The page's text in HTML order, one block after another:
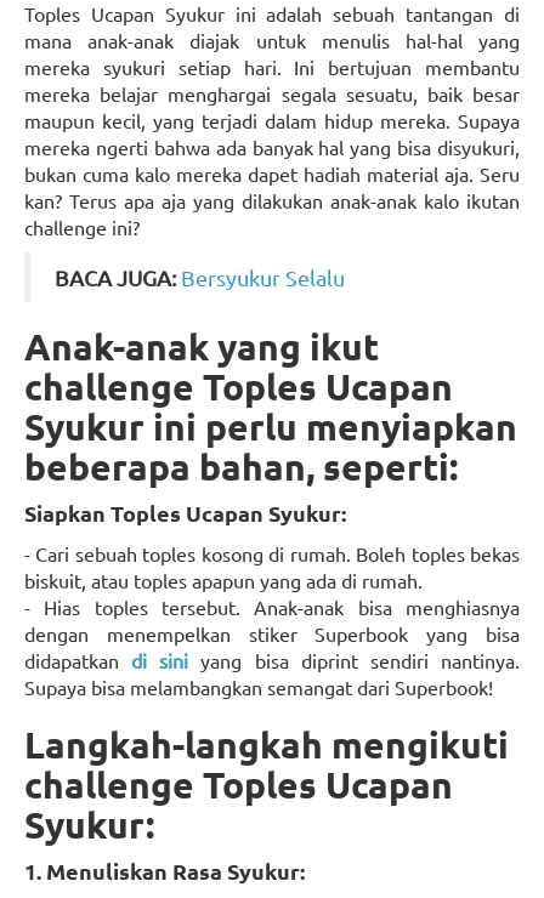
Toples Ucapan Syukur ini adalah sebuah tantangan di
mana anak-anak diajak untuk menulis hal-hal yang
mereka syukuri setiap hari. Ini bertujuan membantu
mereka belajar menghargai segala sesuatu, baik besar
maupun kecil, yang terjadi dalam hidup mereka. Supaya
mereka ngerti bahwa ada banyak hal yang bisa disyukuri,
bukan cuma kalo mereka dapet hadiah material aja. Seru
kan? Terus apa aja yang dilakukan anak-anak kalo ikutan
challenge ini?
BACA JUGA: Bersyukur Selalu
Anak-anak yang ikut
challenge Toples Ucapan
Syukur ini perlu menyiapkan
beberapa bahan, seperti:
Siapkan Toples Ucapan Syukur:
- Cari sebuah toples kosong di rumah. Boleh toples bekas
biskuit, atau toples apapun yang ada di rumah.
- Hias toples tersebut. Anak-anak bisa menghiasnya
dengan menempelkan stiker Superbook yang bisa
didapatkandi sini yang bisa diprint sendiri nantinya.
Supaya bisa melambangkan semangat dari Superbook!
Langkah-langkah mengikuti
challenge Toples Ucapan
Syukur:
1. Menuliskan Rasa Syukur: